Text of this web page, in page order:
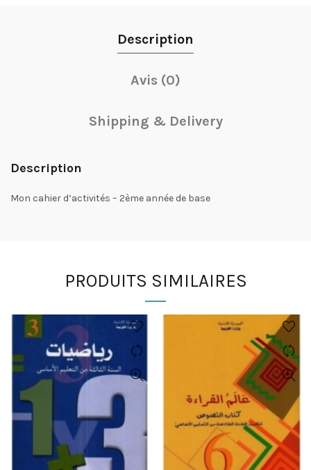
Description
Avis (0)
Shipping & Delivery
Description
Mon cahier d’activités – 2ème année de base
PRODUITS SIMILAIRES